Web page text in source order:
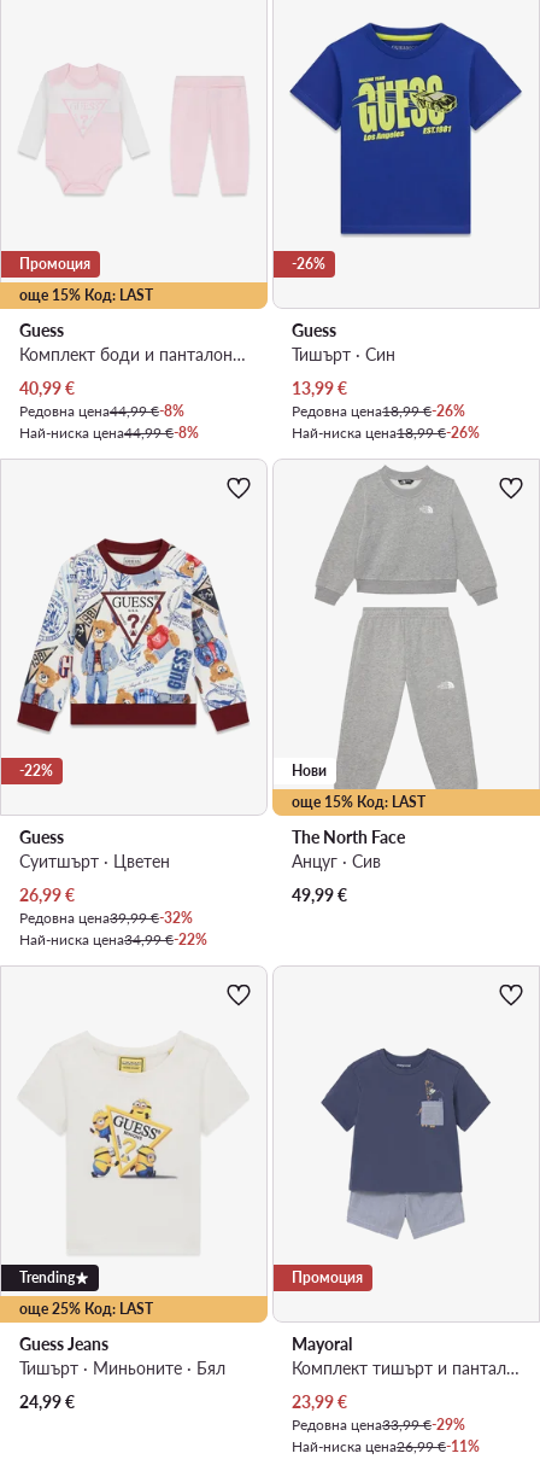
още 15% Код: LAST
Промоция
Guess
Комплект боди и панталон · Светлорозов
Актуална цена
40,99€
Редовна цена44,99 €-8%
Най-ниска цена44,99 €-8%
-26%
Guess
Тишърт · Син
Актуална цена
13,99€
Редовна цена18,99 €-26%
Най-ниска цена18,99 €-26%
-22%
Guess
Суитшърт · Цветен
Актуална цена
26,99€
Редовна цена39,99 €-32%
Най-ниска цена34,99 €-22%
още 15% Код: LAST
Нови
The North Face
Анцуг · Сив
49,99€
още 25% Код: LAST
Trending
Guess Jeans
Тишърт · Миньоните · Бял
24,99€
Промоция
Mayoral
Комплект тишърт и панталонки · Тъмносин
Актуална цена
23,99€
Редовна цена33,99 €-29%
Най-ниска цена26,99 €-11%